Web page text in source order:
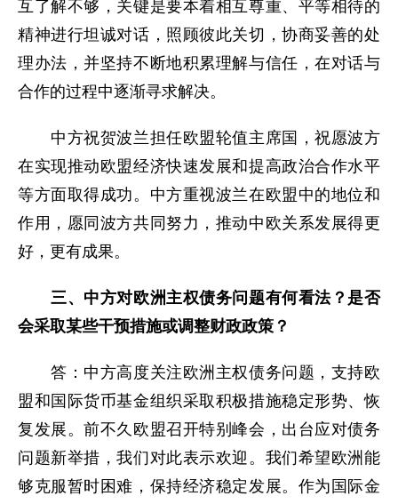
互了解不够，关键是要本着相互尊重、平等相待的
精神进行坦诚对话，照顾彼此关切，协商妥善的处
理办法，并坚持不断地积累理解与信任，在对话与
合作的过程中逐渐寻求解决。
中方祝贺波兰担任欧盟轮值主席国，祝愿波方
在实现推动欧盟经济快速发展和提高政治合作水平
等方面取得成功。中方重视波兰在欧盟中的地位和
作用，愿同波方共同努力，推动中欧关系发展得更
好，更有成果。
三、中方对欧洲主权债务问题有何看法？是否
会采取某些干预措施或调整财政政策？
答：中方高度关注欧洲主权债务问题，支持欧
盟和国际货币基金组织采取积极措施稳定形势、恢
复发展。前不久欧盟召开特别峰会，出台应对债务
问题新举措，我们对此表示欢迎。我们希望欧洲能
够克服暂时困难，保持经济稳定发展。作为国际金